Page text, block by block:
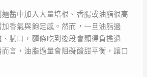
醬中加入大量培根、香腸或油脂很高
香氣與飽足感。然而，一旦油脂過
膩口，麵條吃到後段會顯得負擔過
言，油脂過量會阻礙酸甜平衡，讓口